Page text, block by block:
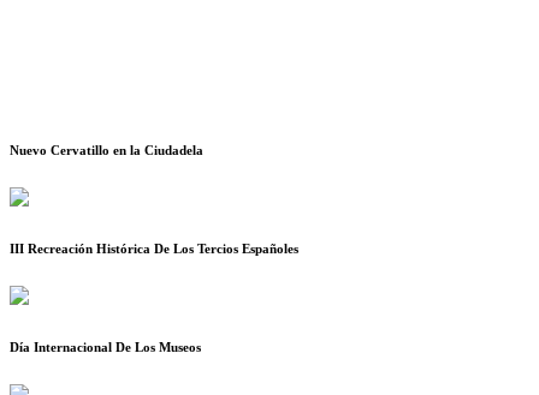
Nuevo Cervatillo en la Ciudadela
III Recreación Histórica De Los Tercios Españoles
Día Internacional De Los Museos